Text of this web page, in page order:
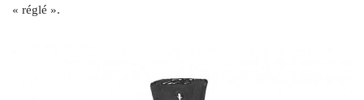
« réglé ».